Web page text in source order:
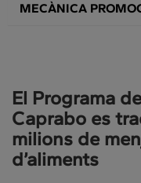
MECÀNICA
El Programa
Caprabo es
milions de
d’aliments